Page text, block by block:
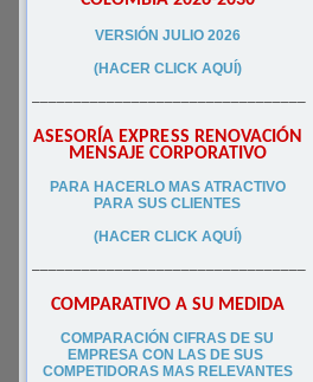
VERSIÓN JULIO 2026
(HACER CLICK AQUÍ)
–––––––––––––––––––––––––––––––––
ASESORÍA EXPRESS RENOVACIÓN
MENSAJE CORPORATIVO
PARA HACERLO MAS ATRACTIVO
PARA SUS CLIENTES
(HACER CLICK AQUÍ)
–––––––––––––––––––––––––––––––––
COMPARATIVO A SU MEDIDA
COMPARACIÓN CIFRAS DE SU
EMPRESA CON LAS DE SUS
COMPETIDORAS MAS RELEVANTES